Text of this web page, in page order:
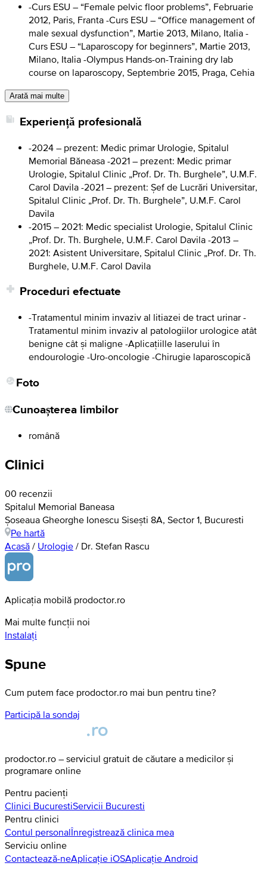
-Curs ESU – “Female pelvic floor problems”, Februarie
2012, Paris, Franta -Curs ESU – “Office management of
male sexual dysfunction”, Martie 2013, Milano, Italia -
Curs ESU – “Laparoscopy for beginners”, Martie 2013,
Milano, Italia -Olympus Hands-on-Training dry lab
course on laparoscopy, Septembrie 2015, Praga, Cehia
Arată mai multe
Experiență profesională
-2024 – prezent: Medic primar Urologie, Spitalul
Memorial Băneasa -2021 – prezent: Medic primar
Urologie, Spitalul Clinic „Prof. Dr. Th. Burghele”, U.M.F.
Carol Davila -2021 – prezent: Șef de Lucrări Universitar,
Spitalul Clinic „Prof. Dr. Th. Burghele”, U.M.F. Carol
Davila
-2015 – 2021: Medic specialist Urologie, Spitalul Clinic
„Prof. Dr. Th. Burghele, U.M.F. Carol Davila -2013 –
2021: Asistent Universitare, Spitalul Clinic „Prof. Dr. Th.
Burghele, U.M.F. Carol Davila
Proceduri efectuate
-Tratamentul minim invaziv al litiazei de tract urinar -
Tratamentul minim invaziv al patologiilor urologice atât
benigne cât și maligne -Aplicațiille laserului în
endourologie -Uro-oncologie -Chirugie laparoscopică
Foto
Cunoașterea limbilor
română
Clinici
00 recenzii
Spitalul Memorial Baneasa
Șoseaua Gheorghe Ionescu Sisești 8A, Sector 1, Bucuresti
Pe hartă
Acasă / Urologie / Dr. Stefan Rascu
Aplicația mobilă prodoctor.ro
Mai multe funcții noi
Instalați
Spune
Cum putem face prodoctor.ro mai bun pentru tine?
Participă la sondaj
prodoctor.ro – serviciul gratuit de căutare a medicilor și
programare online
Pentru pacienți
Clinici BucurestiServicii Bucuresti
Pentru clinici
Contul personalÎnregistrează clinica mea
Serviciu online
Contactează-neAplicație iOSAplicație Android